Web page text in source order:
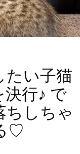
たい子猫
行♪ で
ちしちゃ
♡